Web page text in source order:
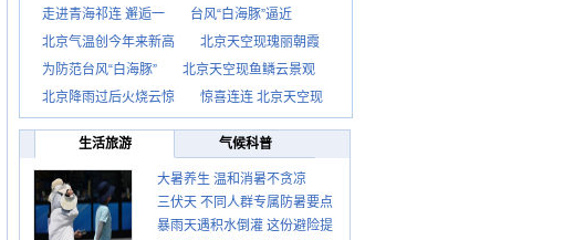
走进青海祁连 邂逅一
台风“白海豚”逼近
北京气温创今年来新高
北京天空现瑰丽朝霞
为防范台风“白海豚”
北京天空现鱼鳞云景观
北京降雨过后火烧云惊
惊喜连连 北京天空现
生活旅游 气候科普
大暑养生 温和消暑不贪凉
三伏天 不同人群专属防暑要点
请收好
暴雨天遇积水倒灌 这份避险提